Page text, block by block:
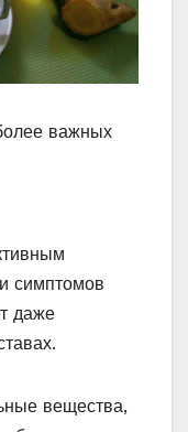
важных
симптомов
даже
вещества,